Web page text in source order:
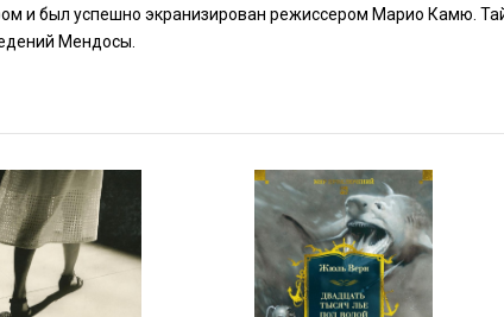
и был успешно экранизирован режиссером Марио Ка­мю.
Мендосы.